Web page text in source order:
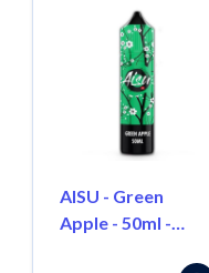
AISU - Green
Apple - 50ml -